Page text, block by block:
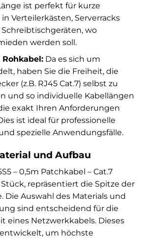
ist perfekt für kurze
Verteilerkästen, Serverracks
wo
werden soll.
Da es sich um
haben Sie die Freiheit, die
(z.B. RJ45 Cat.7) selbst zu
und so individuelle Kabellängen
exakt Ihren Anforderungen
ist ideal für professionelle
spezielle Anwendungsfälle.
und Aufbau
– 0,5m Patchkabel – Cat.7
Stück, repräsentiert die Spitze der
Die Auswahl des Materials und
sind entscheidend für die
eines Netzwerkkabels. Dieses
um höchste